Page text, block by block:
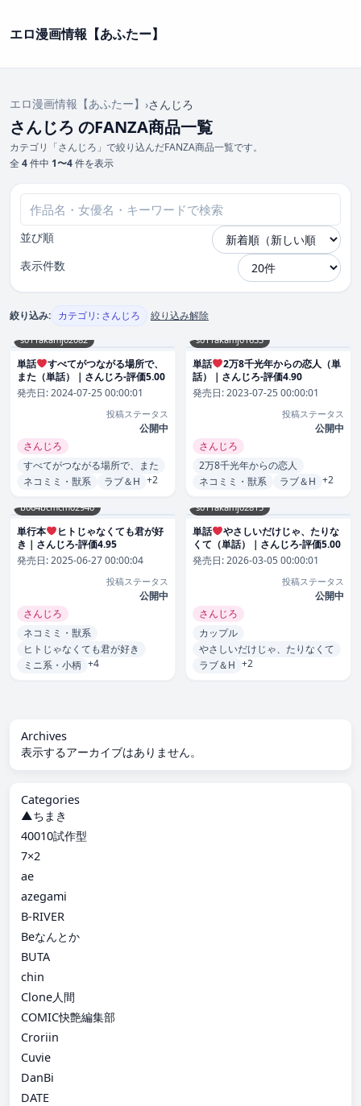
エロ漫画情報【あふたー】
エロ漫画情報【あふたー】 ›さんじろ
さんじろ のFANZA商品一覧
カテゴリ「さんじろ」で絞り込んだFANZA商品一覧です。
全 4件中 1〜4件を表示
並び順
表示件数
絞り込み: カテゴリ: さんじろ 絞り込み解除
s011akamj02082
単話
すべてがつながる場所で、
また（単話）｜さんじろ-評価5.00
発売日:2024-07-25 00:00:01
投稿ステータス
公開中
さんじろ
すべてがつながる場所で、また
ネコミミ・獣系
ラブ＆H +2
s011akamj01633
単話
2万8千光年からの恋人（単
話）｜さんじろ-評価4.90
発売日:2023-07-25 00:00:01
投稿ステータス
公開中
さんじろ
2万8千光年からの恋人
ネコミミ・獣系
ラブ＆H +2
b064bcmcm02940
単行本
ヒトじゃなくても君が好
き｜さんじろ-評価4.95
発売日:2025-06-27 00:00:04
投稿ステータス
公開中
さんじろ
ネコミミ・獣系
ヒトじゃなくても君が好き
ミニ系・小柄 +4
s011akamj02815
単話
やさしいだけじゃ、たりな
くて（単話）｜さんじろ-評価5.00
発売日:2026-03-05 00:00:01
投稿ステータス
公開中
さんじろ
カップル
やさしいだけじゃ、たりなくて
ラブ＆H +2
Archives
表示するアーカイブはありません。
Categories
▲ちまき
40010試作型
7×2
ae
azegami
B-RIVER
Beなんとか
BUTA
chin
Clone人間
COMIC快艶編集部
Croriin
Cuvie
DanBi
DATE